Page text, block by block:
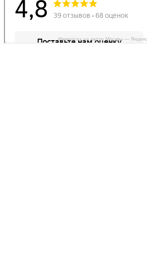
Иммергаз на карте Москвы —